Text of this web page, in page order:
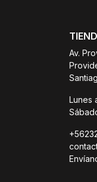
Av.
Lunes